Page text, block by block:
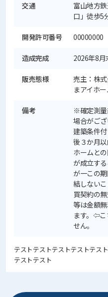
交通
富山地方
口」徒歩5
開発許可番号 00000000
造成完成 2026年8月
販売態様
売主：株
まアイホー
備考
※確定測量
場合がご
建築条件
後３か月
ホームと
が成立す
が一この
結しない
買契約の
等は金額
ます。⇦こ
せん。
テストテストテストテストテス
テストテスト